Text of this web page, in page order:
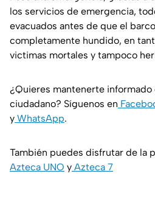
los servicios de emergencia,
evacuados antes de que el
completamente hundido, en
victimas mortales y tampoco
¿Quieres mantenerte
ciudadano? Síguenos en
y WhatsApp.
También puedes disfrutar de la
Azteca UNO y Azteca 7